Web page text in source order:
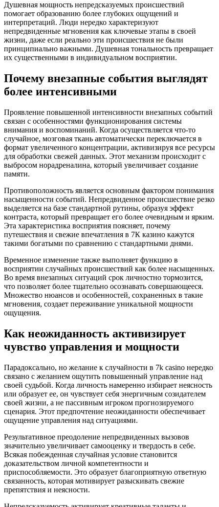
Душевная мощность непредсказуемых происшествий
помогает образованию более глубоких ощущений и
интерпретаций. Люди нередко характеризуют
непредвиденные мгновения как ключевые этапы в своей
жизни, даже если реально эти происшествия не были
принципиально важными. Душевная тональность превращает
их существенными в индивидуальном восприятии.
Почему внезапные события выглядят
более интенсивными
Проявление повышенной интенсивности внезапных событий
связан с особенностями функционирования системы
внимания и воспоминаний. Когда осуществляется что-то
случайное, мозговая ткань автоматически переключается в
формат увеличенного концентрации, активизируя все ресурсы
для обработки свежей данных. Этот механизм происходит с
выбросом норадреналина, который увеличивает создание
памяти.
Противоположность является основным фактором понимания
насыщенности событий. Непредвиденное происшествие резко
выделяется на базе стандартной рутины, образуя эффект
контраста, который превращает его более очевидным и ярким.
Эта характеристика восприятия поясняет, почему
путешествия и свежие впечатления в 7К казино кажутся
такими богатыми по сравнению с стандартными днями.
Временное изменение также выполняет функцию в
восприятии случайных происшествий как более насыщенных.
Во время внезапных ситуаций срок личностно тормозится,
что позволяет более тщательно осознавать совершающееся.
Множество нюансов и особенностей, сохраненных в такие
мгновения, создает переживание уникальной мощности
ощущения.
Как неожиданность активизирует
чувство управления и мощности
Парадоксально, но желание к случайности в 7k casino нередко
связано с желанием ощутить повышенный управление над
своей судьбой. Когда личность намеренно избирает неясность
или образует ее, он чувствует себя энергичным созидателем
своей жизни, а не пассивным игроком прогнозируемого
сценария. Этот предпочтение неожиданности обеспечивает
ощущение управления над ситуациями.
Результативное преодоление непредвиденных вызовов
значительно увеличивает самооценку и твердость в себе.
Всякая побежденная случайная условие становится
доказательством личной компетентности и
приспособляемости. Это образует благоприятную ответную
связанность, которая мотивирует разыскивать свежие
препятствия и неясности.